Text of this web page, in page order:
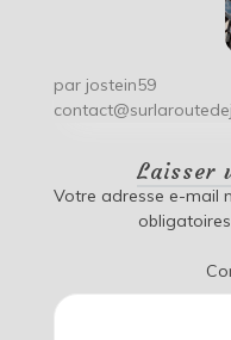
par jostein59
Laisser
Votre adresse e-mail